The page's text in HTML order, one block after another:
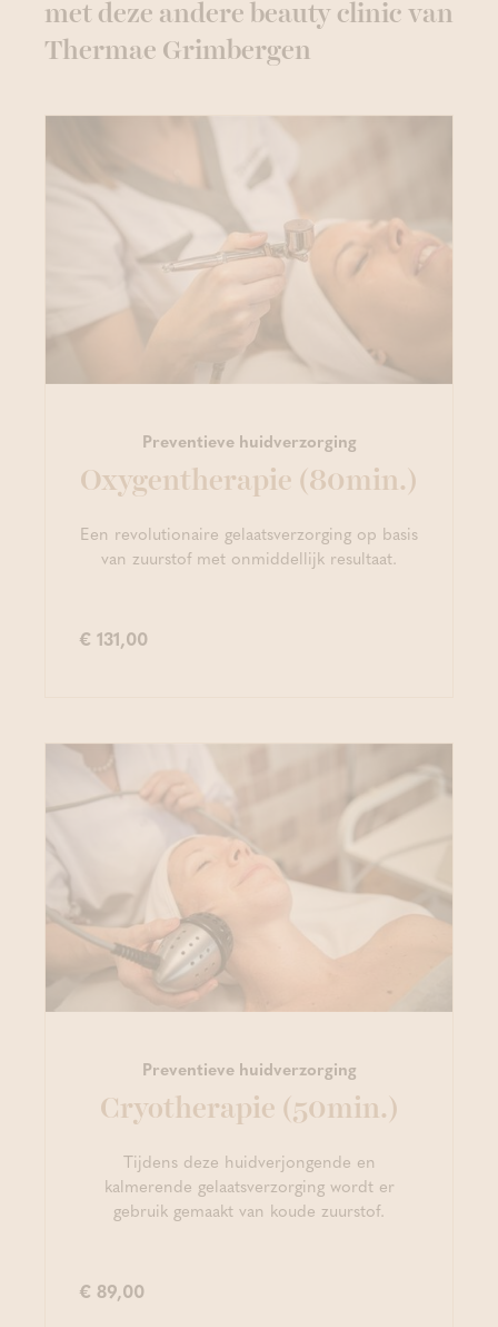
met deze andere beauty clinic van
Thermae Grimbergen
Preventieve huidverzorging
Oxygentherapie (80min.)
Een revolutionaire gelaatsverzorging op basis
van zuurstof met onmiddellijk resultaat.
€ 131,00
Preventieve huidverzorging
Cryotherapie (50min.)
Tijdens deze huidverjongende en
kalmerende gelaatsverzorging wordt er
gebruik gemaakt van koude zuurstof.
€ 89,00